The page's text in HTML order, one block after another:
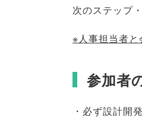
次のステップ
※人事担当者と
参加者
・必ず設計開